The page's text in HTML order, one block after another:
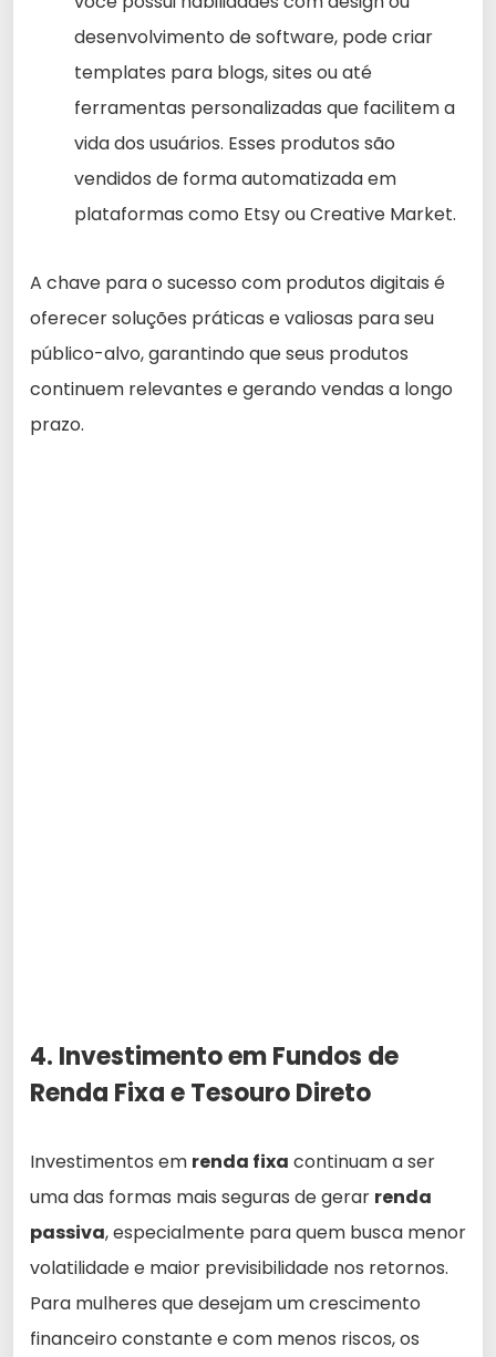
desenvolvimento de software, pode criar
templates para blogs, sites ou até
ferramentas personalizadas que facilitem a
vida dos usuários. Esses produtos são
vendidos de forma automatizada em
plataformas como Etsy ou Creative Market.
A chave para o sucesso com produtos digitais é
oferecer soluções práticas e valiosas para seu
público-alvo, garantindo que seus produtos
continuem relevantes e gerando vendas a longo
prazo.
4. Investimento em Fundos de
Renda Fixa e Tesouro Direto
Investimentos em renda fixa continuam a ser
uma das formas mais seguras de gerar renda
passiva, especialmente para quem busca menor
volatilidade e maior previsibilidade nos retornos.
Para mulheres que desejam um crescimento
financeiro constante e com menos riscos, os